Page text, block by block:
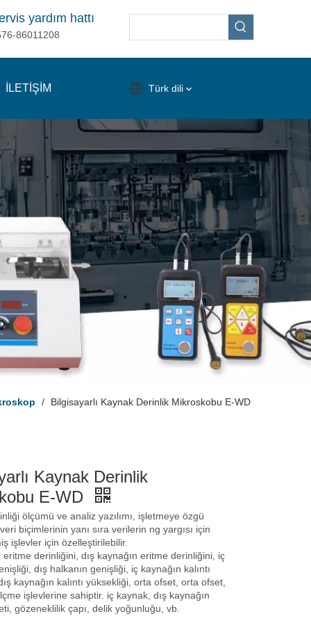
yardım hattı
86011208
İLETİŞİM Türk dili
/ Bilgisayarlı Kaynak Derinlik Mikroskobu E-WD
Kaynak Derinlik
E-WD
ölçümü ve analiz yazılımı, işletmeye özgü
biçimlerinin yanı sıra verilerin ng yargısı için
işlevler için özelleştirilebilir.
eritme derinliğini, dış kaynağın eritme derinliğini, iç
dış halkanın genişliği, iç kaynağın kalıntı
kaynağın kalıntı yüksekliği, orta ofset, orta ofset,
işlevlerine sahiptir. iç kaynak, dış kaynağın
gözeneklilik çapı, delik yoğunluğu, vb.